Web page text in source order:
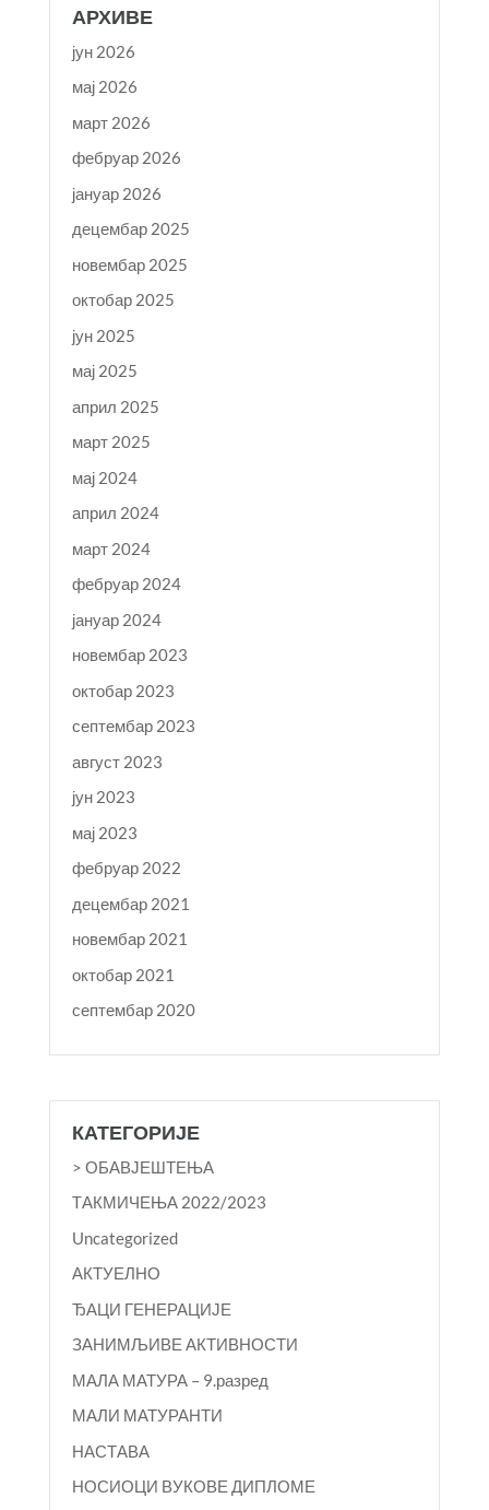
АРХИВЕ
јун 2026
мај 2026
март 2026
фебруар 2026
јануар 2026
децембар 2025
новембар 2025
октобар 2025
јун 2025
мај 2025
април 2025
март 2025
мај 2024
април 2024
март 2024
фебруар 2024
јануар 2024
новембар 2023
октобар 2023
септембар 2023
август 2023
јун 2023
мај 2023
фебруар 2022
децембар 2021
новембар 2021
октобар 2021
септембар 2020
КАТЕГОРИЈЕ
> ОБАВЈЕШТЕЊА
TАКМИЧЕЊА 2022/2023
Uncategorized
АКТУЕЛНО
ЂАЦИ ГЕНЕРАЦИЈЕ
ЗАНИМЉИВЕ АКТИВНОСТИ
МАЛА МАТУРА – 9.разред
МАЛИ МАТУРАНТИ
НАСТАВА
НОСИОЦИ ВУКОВЕ ДИПЛОМЕ